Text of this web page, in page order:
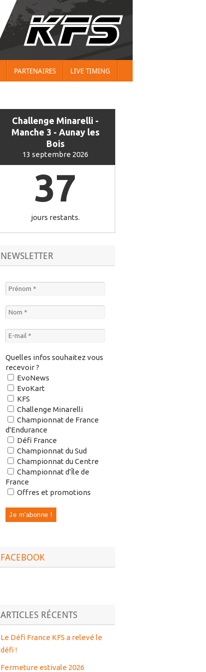
PARTENAIRES LIVE TIMING
Challenge Minarelli -
Manche 3 - Aunay les
Bois
13 septembre 2026
37
jours restants.
NEWSLETTER
Quelles infos souhaitez vous
recevoir ?
EvoNews
EvoKart
KFS
Challenge Minarelli
Championnat de France
d'Endurance
Défi France
Championnat du Sud
Championnat du Centre
Championnat d'Île de
France
Offres et promotions
FACEBOOK
ARTICLES RÉCENTS
Le Défi France KFS a relevé le
défi !
Fermeture estivale 2026